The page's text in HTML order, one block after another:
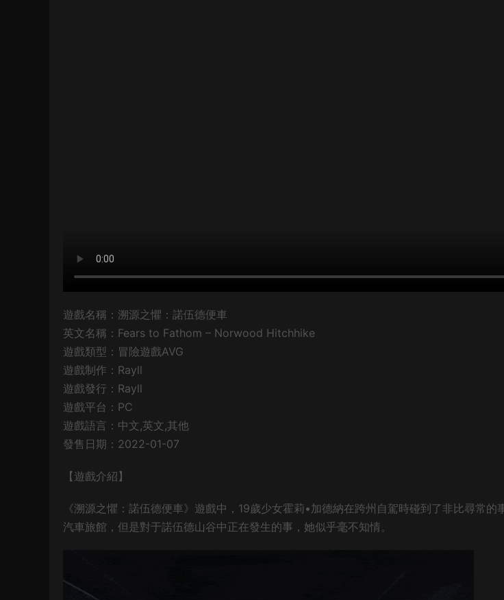
遊戲名稱：溯源之懼：諾伍德便車
英文名稱：Fears to Fathom – Norwood Hitchhike
遊戲類型：冒險遊戲AVG
遊戲制作：Rayll
遊戲發行：Rayll
遊戲平台：PC
遊戲語言：中文,英文,其他
發售日期：2022-01-07
【遊戲介紹】
《溯源之懼：諾伍德便車》遊戲中，19歲少女霍莉•加德納在跨州自駕時碰到了非比尋常的
汽車旅館，但是對于諾伍德山谷中正在發生的事，她似乎毫不知情。